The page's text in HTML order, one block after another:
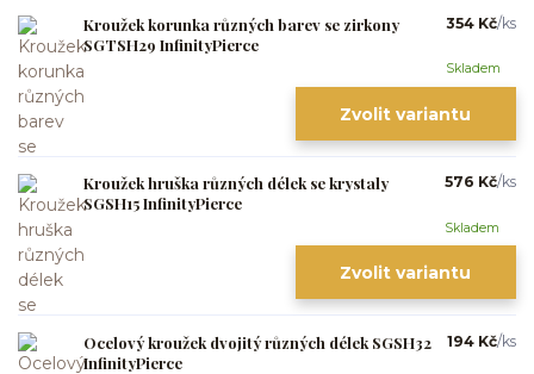
Kroužek korunka různých barev se zirkony
SGTSH29 InfinityPierce
354 Kč/ks
Skladem
Zvolit variantu
Kroužek hruška různých délek se krystaly
SGSH15 InfinityPierce
576 Kč/ks
Skladem
Zvolit variantu
Ocelový kroužek dvojitý různých délek SGSH32
InfinityPierce
194 Kč/ks